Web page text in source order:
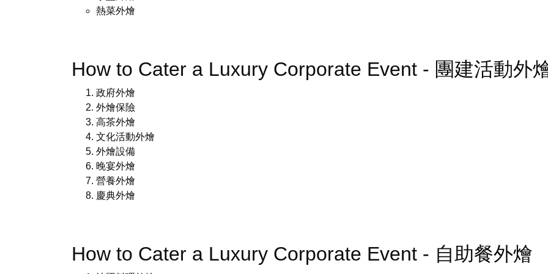
熱菜外燴
How to Cater a Luxury Corporate Event - 團建活動外
政府外燴
外燴保險
高茶外燴
文化活動外燴
外燴設備
晚宴外燴
營養外燴
慶典外燴
How to Cater a Luxury Corporate Event - 自助餐外燴